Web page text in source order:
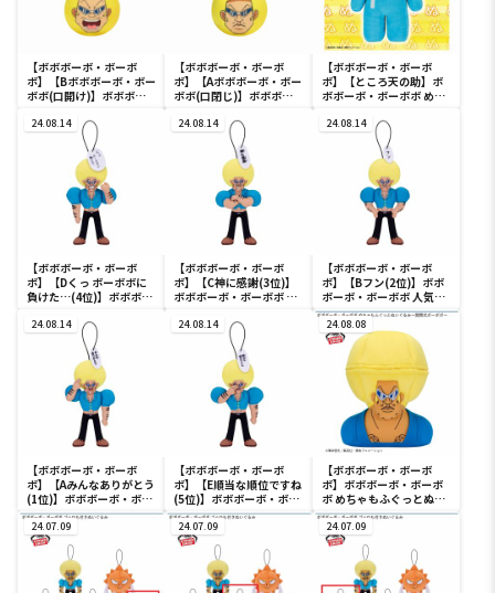
【ボボボーボ・ボーボ
ボ】【Bボボボーボ・ボー
ボボ(口開け)】ボボボー
いぐるみ
【ボボボーボ・ボーボ
ボ】【Aボボボーボ・ボー
ボボ(口閉じ)】ボボボー
いぐるみ
【ボボボーボ・ボーボ
ボ】【ところ天の助】ボ
ボボーボ・ボーボボ めち
～ところ天の助～
24.08.14
【ボボボーボ・ボーボ
ボ】【Dくっ ボーボボに
負けた…(4位)】ボボボー
いぐるみ
24.08.14
【ボボボーボ・ボーボ
ボ】【C神に感謝(3位)】
ボボボーボ・ボーボボ 人
24.08.14
【ボボボーボ・ボーボ
ボ】【Bフン(2位)】ボボ
ボーボ・ボーボボ 人気投
票ぬいぐるみ
24.08.14
【ボボボーボ・ボーボ
ボ】【Aみんなありがとう
(1位)】ボボボーボ・ボー
ボボ 人気投票ぬいぐるみ
24.08.14
【ボボボーボ・ボーボ
ボ】【E順当な順位ですね
(5位)】ボボボーボ・ボー
ボボ 人気投票ぬいぐるみ
24.08.08
【ボボボーボ・ボーボ
ボ】ボボボーボ・ボーボ
ボ めちゃもふぐっとぬい
ぐるみ～開閉式ボーボボ
～
24.07.09 24.07.09 24.07.09